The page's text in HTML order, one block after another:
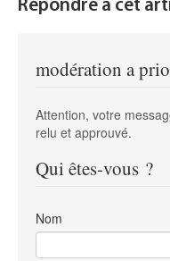
Répondre à cet
modération a
Attention, votre
relu et approuvé.
Qui êtes-vous ?
Nom